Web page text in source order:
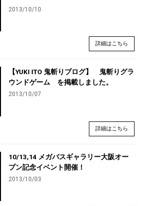
2013/10/10
詳細はこちら
【YUKI ITO 鬼斬りブログ】 鬼斬りグラ
ウンドゲーム を掲載しました。
2013/10/07
詳細はこちら
10/13,14 メガバスギャラリー大阪オー
プン記念イベント開催！
2013/10/03